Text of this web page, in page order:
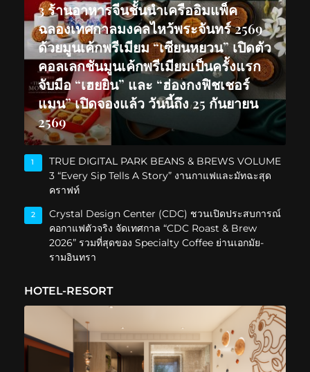
3 ร้านอาหารจีนชั้นนำเครืออิมแพ็ค
ฉลองเทศกาลมงคลไหว้พระจันทร์ 2569
ด้วยมูนเค้กพรีเมียม “เซียนหยวน” เปิดตัว
คอลเลกชันมูนเค้กพรีเมียมเป็นครั้งแรก
จับมือ “เฮยยิน” และ “ฮ่องกงฟิชเชอร์
แมน” เปิดจองแล้ว วันนี้ถึง 25 กันยายน
2569
1
TRUE DIGITAL PARK BEANS & BREWS VOLUME
3 “Every Sip Tells A Story” งานกาแฟและมัทฉะสุด
คราฟท์
2
Crystal Design Center (CDC) ชวนเปิดประสบการณ์
คอกาแฟตัวจริง จัดเทศกาล “CDC Roast & Brew
2026” รวมที่สุดของ Specialty Coffee ย่านเอกมัย-
รามอินทรา
HOTEL-RESORT